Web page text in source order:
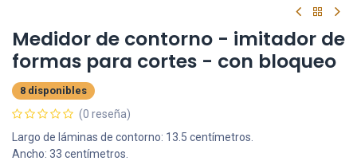
Medidor de contorno - imitador de
formas para cortes - con bloqueo
8 disponibles
(0 reseña)
Largo de láminas de contorno: 13.5 centímetros.
Ancho: 33 centímetros.